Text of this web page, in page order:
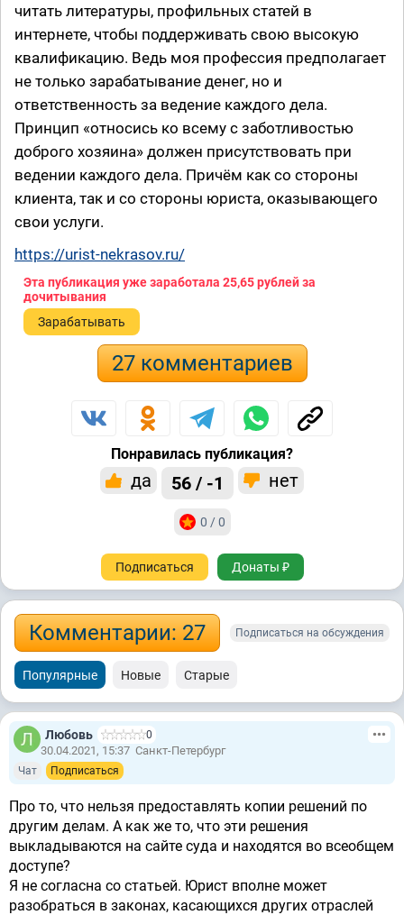
читать литературы, профильных статей в
интернете, чтобы поддерживать свою высокую
квалификацию. Ведь моя профессия предполагает
не только зарабатывание денег, но и
ответственность за ведение каждого дела.
Принцип «относись ко всему с заботливостью
доброго хозяина» должен присутствовать при
ведении каждого дела. Причём как со стороны
клиента, так и со стороны юриста, оказывающего
свои услуги.
https://urist-nekrasov.ru/
Эта публикация уже заработала 25,65 рублейза
дочитывания
Зарабатывать
27 комментариев
Понравилась публикация?
да 56 / -1 нет
0 / 0
Подписаться Донаты ₽
Комментарии: 27 Подписаться на обсуждения
Популярные Новые Старые
Любовь 0
30.04.2021, 15:37 Санкт-Петербург
Чат Подписаться
Про то, что нельзя предоставлять копии решений по
другим делам. А как же то, что эти решения
выкладываются на сайте суда и находятся во всеобщем
доступе?
Я не согласна со статьей. Юрист вполне может
разобраться в законах, касающихся других отраслей